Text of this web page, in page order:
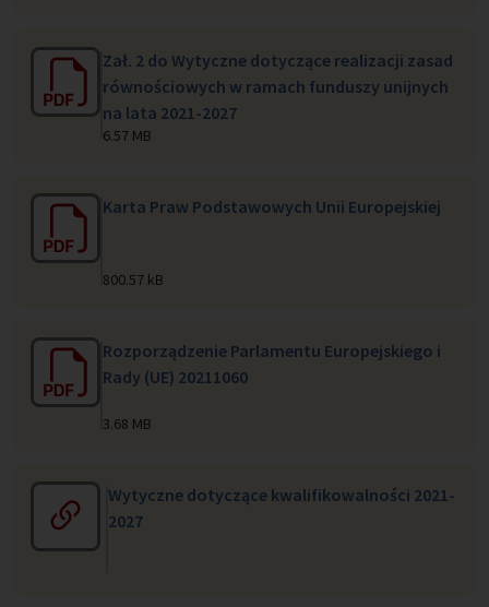
Zał. 2 do Wytyczne dotyczące realizacji zasad
równościowych w ramach funduszy unijnych
na lata 2021-2027
6.57 MB
Karta Praw Podstawowych Unii Europejskiej
800.57 kB
Rozporządzenie Parlamentu Europejskiego i
Rady (UE) 20211060
3.68 MB
Wytyczne dotyczące kwalifikowalności 2021-
2027